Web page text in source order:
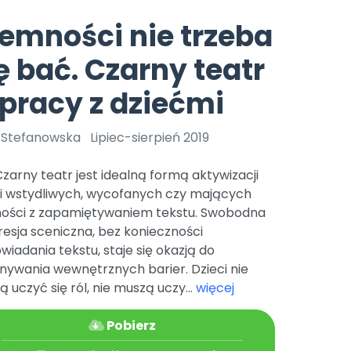
Archiwalne numery
Pomoc
Nowości
Zapowiedzi
Promocje
czerwca 2024 r. uzyskała
Online.
Pomoc zwierzętom
Książka (dla) Przedszkolaka
Promowanie czytelnictwa
TikTok
Zobacz nas na TikToku
YouTube
Filmy edukacyjne
nie trzeba
bać. Czarny teatr
z dziećmi
Lipiec-sierpień 2019
teatr jest idealną formą aktywizacji
wstydliwych, wycofanych czy mających
z zapamiętywaniem tekstu. Swobodna
sceniczna, bez konieczności
tekstu, staje się okazją do
wewnętrznych barier. Dzieci nie
uczyć się ról, nie muszą uczy... więcej
Pobierz